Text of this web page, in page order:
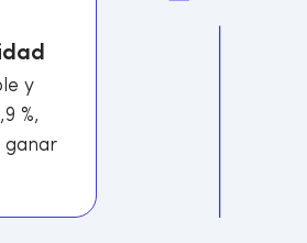
y
%,
ganar